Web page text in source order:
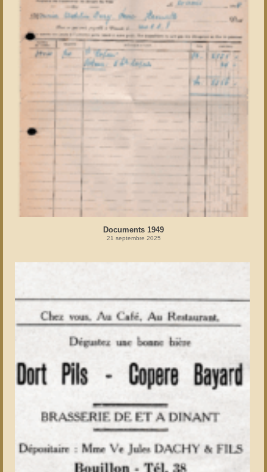
Documents 1949
21 septembre 2025